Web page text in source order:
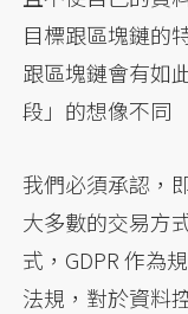
目標跟區塊鏈的
跟區塊鏈會有如
段」的想像不同
我們必須承認，
大多數的交易方
式，GDPR 作為
法規，對於資料